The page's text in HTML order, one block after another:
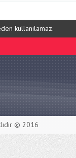
kullanılamaz.
© 2016